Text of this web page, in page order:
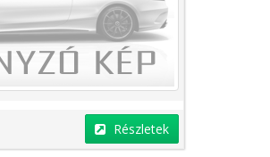
Részletek